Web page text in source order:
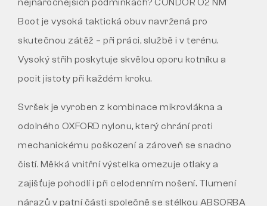
nejnáročnějších podmínkách? CONDOR O2 NM
Boot je vysoká taktická obuv navržená pro
skutečnou zátěž – při práci, službě i v terénu.
Vysoký střih poskytuje skvělou oporu kotníku a
pocit jistoty při každém kroku.
Svršek je vyroben z kombinace mikrovlákna a
odolného OXFORD nylonu, který chrání proti
mechanickému poškození a zároveň se snadno
čistí. Měkká vnitřní výstelka omezuje otlaky a
zajišťuje pohodlí i při celodenním nošení. Tlumení
nárazů v patní části společně se stélkou ABSORBA